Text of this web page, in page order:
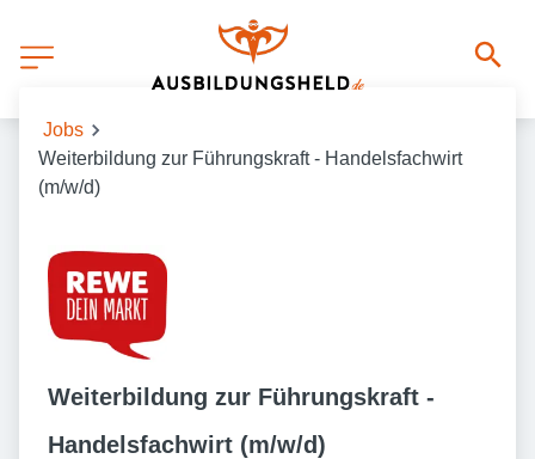
Jobs
Weiterbildung zur Führungskraft - Handelsfachwirt
(m/w/d)
Weiterbildung zur Führungskraft -
Handelsfachwirt (m/w/d)